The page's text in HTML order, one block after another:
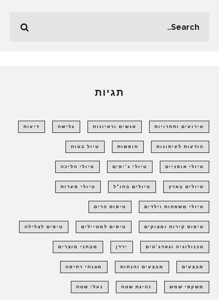
תגיות
אירועים ותחרויות אנשים וראיונות גלישה דיעות
הודעות לעיתונות חופשות טיול בטוח
טיולי אופניים טיולי ג'יפים טיולי הליכה
טיולים בארץ טיולים בחו"ל טיולי מערות
טיולי משפחות וילדים טיפוס הרים
טיפוס קירות ומצוקים טיפים למטיילים טיפים לצלילה
טכנולוגיה וגאדג'טים ירדן מבחני מוצרים
מבצעים מבצעים והנחות מצנחי רחיפה
משקפי שמש נהיגת שטח נעלי שטח